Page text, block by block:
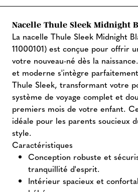
Nacelle Thule Sleek Midnight
La nacelle Thule Sleek Midnight
11000101) est conçue pour offrir
votre nouveau-né dès la
et moderne s'intègre
Thule Sleek, transformant votre
système de voyage complet et
premiers mois de votre enfant.
idéale pour les parents soucieux
style.
Caractéristiques
Conception robuste et
tranquillité d'esprit.
Intérieur spacieux et